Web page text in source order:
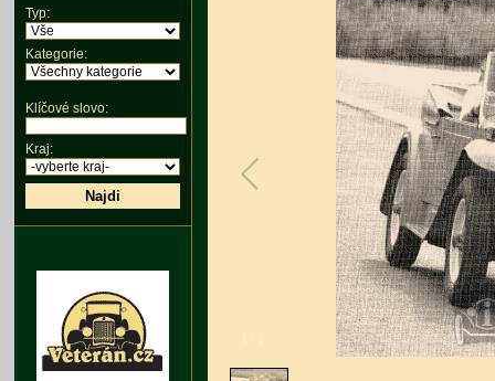
/
Typ:
Kategorie:
Klíčové slovo:
Kraj:
Najdi